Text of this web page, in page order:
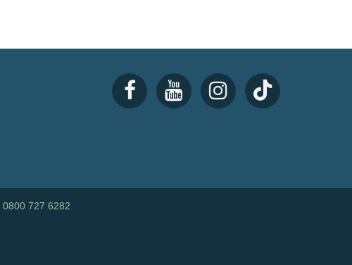
0800 727 6282